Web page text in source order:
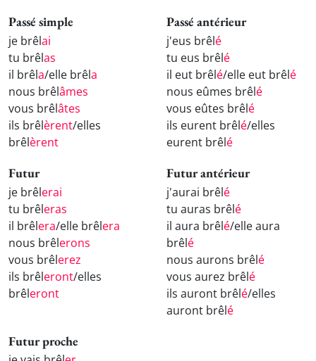
Passé simple
je brêlai
tu brêlas
il brêla/elle brêla
nous brêlâmes
vous brêlâtes
ils brêlèrent/elles
brêlèrent
Passé antérieur
j'eus brêlé
tu eus brêlé
il eut brêlé/elle eut brêlé
nous eûmes brêlé
vous eûtes brêlé
ils eurent brêlé/elles
eurent brêlé
Futur
je brêlerai
tu brêleras
il brêlera/elle brêlera
nous brêlerons
vous brêlerez
ils brêleront/elles
brêleront
Futur antérieur
j'aurai brêlé
tu auras brêlé
il aura brêlé/elle aura
brêlé
nous aurons brêlé
vous aurez brêlé
ils auront brêlé/elles
auront brêlé
Futur proche